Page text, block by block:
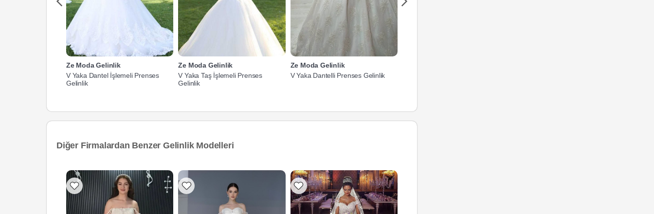
Ze Moda Gelinlik
V Yaka Dantel İşlemeli Prenses
Gelinlik
Ze Moda Gelinlik
V Yaka Taş İşlemeli Prenses
Gelinlik
Ze Moda Gelinlik
V Yaka Dantelli Prenses Gelinlik
Diğer Firmalardan Benzer Gelinlik Modelleri